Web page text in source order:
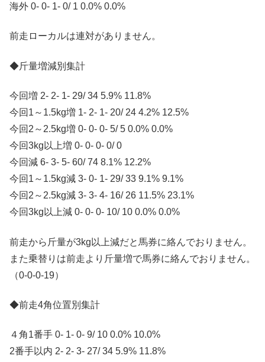
海外 0- 0- 1- 0/ 1 0.0% 0.0%
前走ローカルは連対がありません。
◆斤量増減別集計
今回増 2- 2- 1- 29/ 34 5.9% 11.8%
今回1～1.5kg増 1- 2- 1- 20/ 24 4.2% 12.5%
今回2～2.5kg増 0- 0- 0- 5/ 5 0.0% 0.0%
今回3kg以上増 0- 0- 0- 0/ 0
今回減 6- 3- 5- 60/ 74 8.1% 12.2%
今回1～1.5kg減 3- 0- 1- 29/ 33 9.1% 9.1%
今回2～2.5kg減 3- 3- 4- 16/ 26 11.5% 23.1%
今回3kg以上減 0- 0- 0- 10/ 10 0.0% 0.0%
前走から斤量が3kg以上減だと馬券に絡んでおりません。
また乗替りは前走より斤量増で馬券に絡んでおりません。
（0-0-0-19）
◆前走4角位置別集計
４角1番手 0- 1- 0- 9/ 10 0.0% 10.0%
2番手以内 2- 2- 3- 27/ 34 5.9% 11.8%